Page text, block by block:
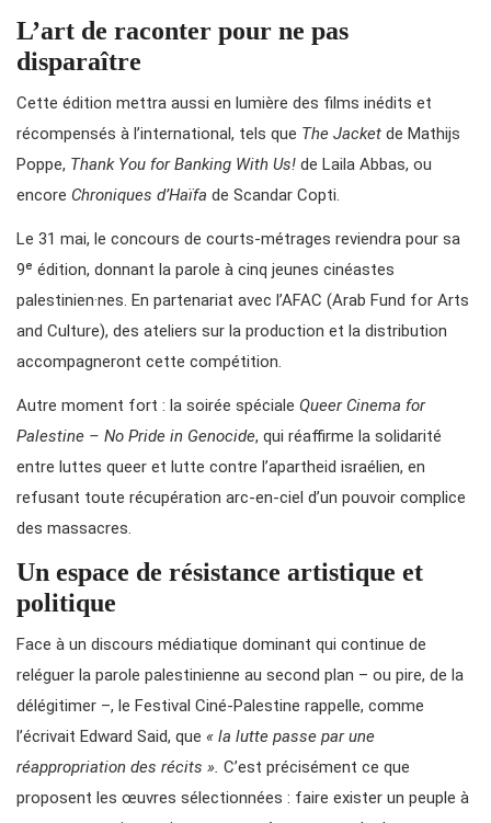
L’art de raconter pour ne pas
disparaître
Cette édition mettra aussi en lumière des films inédits et
récompensés à l’international, tels que The Jacket de Mathijs
Poppe, Thank You for Banking With Us! de Laila Abbas, ou
encore Chroniques d’Haïfa de Scandar Copti.
Le 31 mai, le concours de courts-métrages reviendra pour sa
9ᵉ édition, donnant la parole à cinq jeunes cinéastes
palestinien·nes. En partenariat avec l’AFAC (Arab Fund for Arts
and Culture), des ateliers sur la production et la distribution
accompagneront cette compétition.
Autre moment fort : la soirée spéciale Queer Cinema for
Palestine – No Pride in Genocide, qui réaffirme la solidarité
entre luttes queer et lutte contre l’apartheid israélien, en
refusant toute récupération arc-en-ciel d’un pouvoir complice
des massacres.
Un espace de résistance artistique et
politique
Face à un discours médiatique dominant qui continue de
reléguer la parole palestinienne au second plan – ou pire, de la
délégitimer –, le Festival Ciné-Palestine rappelle, comme
l’écrivait Edward Said, que « la lutte passe par une
réappropriation des récits ». C’est précisément ce que
proposent les œuvres sélectionnées : faire exister un peuple à